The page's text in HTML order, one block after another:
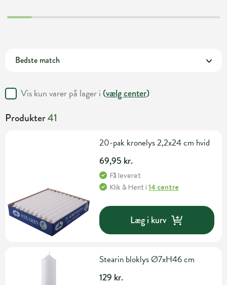
Vis kun varer på lager i (vælg center)
Produkter41
20-pak kronelys 2,2x24 cm hvid
69,95 kr.
Få leveret
Klik & Hent i14 centre
Læg i kurv
Stearin bloklys Ø7xH46 cm
129 kr.